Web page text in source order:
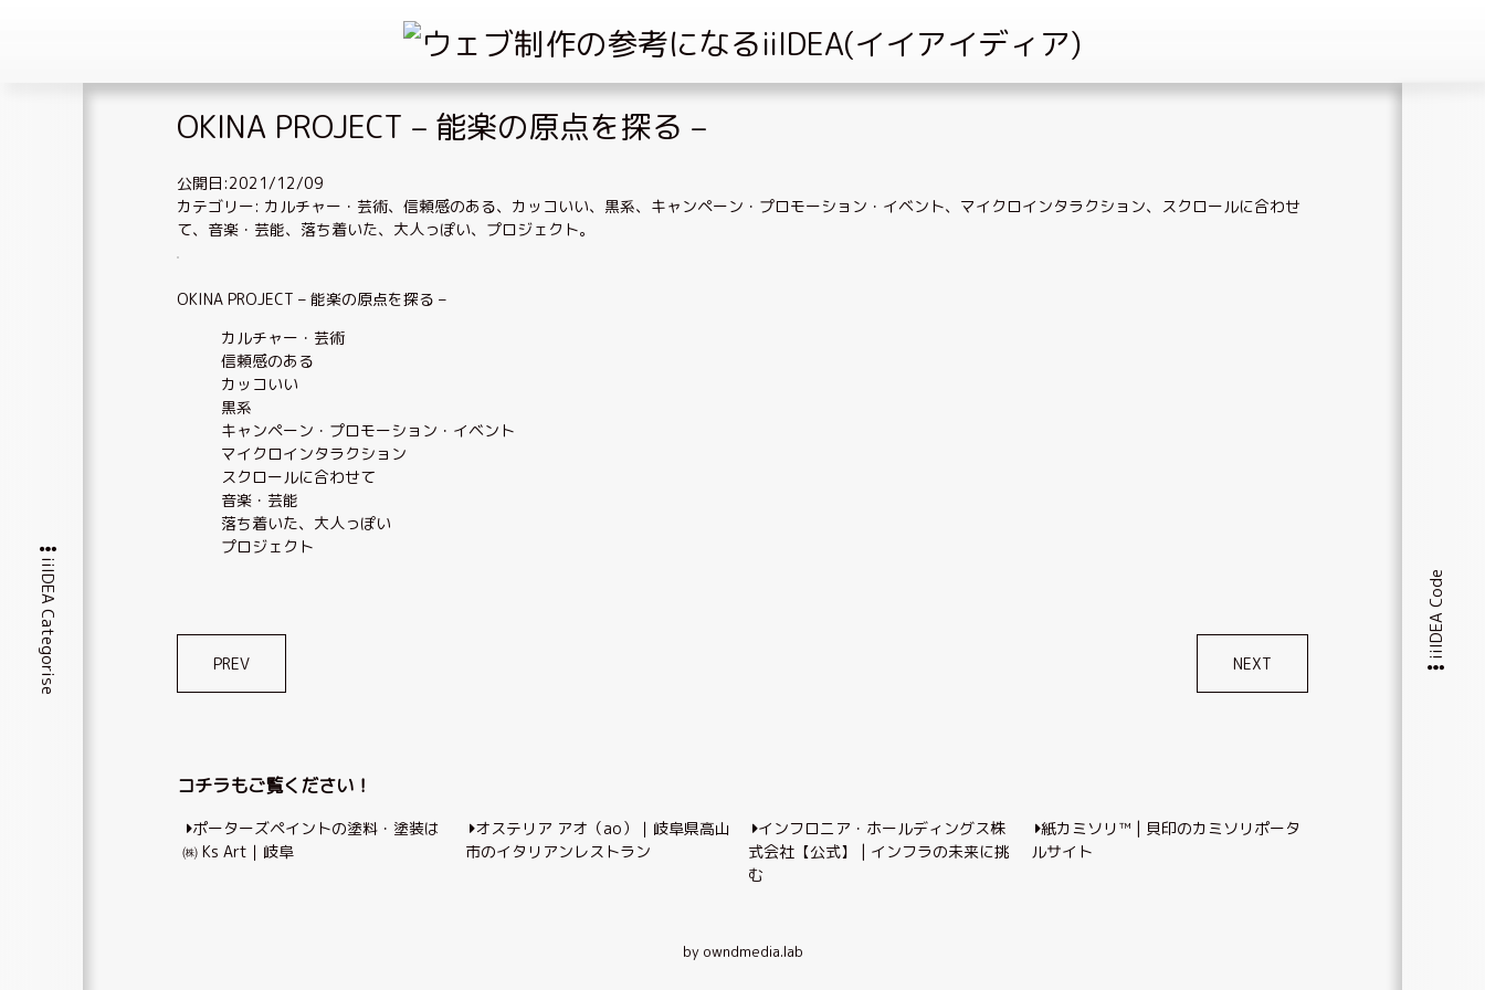
Skip
to
content
iiIDEA Categorise iiIDEA Code
OKINA PROJECT – 能楽の原点を探る –
公開日:2021/12/09
カテゴリー: カルチャー・芸術、 信頼感のある、 カッコいい、 黒系、 キャンペーン・プロモーション・イベント、 マイクロインタラクション、
スクロールに合わせ
て、 音楽・芸能、 落ち着いた、大人っぽい、 プロジェクト。
OKINA PROJECT – 能楽の原点を探る –
カルチャー・芸術
信頼感のある
カッコいい
黒系
キャンペーン・プロモーション・イベント
マイクロインタラクション
スクロールに合わせて
音楽・芸能
落ち着いた、大人っぽい
プロジェクト
稿
ー
PREV NEXT
コチラもご覧ください！
ポーターズペイントの塗料・塗装は
㈱ Ks Art｜岐阜
オステリア アオ（ao）｜岐阜県高山
市のイタリアンレストラン
インフロニア・ホールディングス株
式会社【公式】 | インフラの未来に挑
む
紙カミソリ™ | 貝印のカミソリポータ
ルサイト
by owndmedia.lab